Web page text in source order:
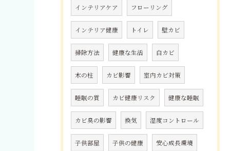
インテリアケア フローリング
インテリア健康 トイレ 壁カビ
掃除方法 健康な生活 白カビ
木の柱 カビ影響 室内カビ対策
睡眠の質 カビ健康リスク 健康な睡眠
カビ臭の影響 換気 湿度コントロール
子供部屋 子供の健康 安心成長環境